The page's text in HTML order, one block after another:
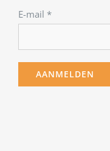
E-mail *